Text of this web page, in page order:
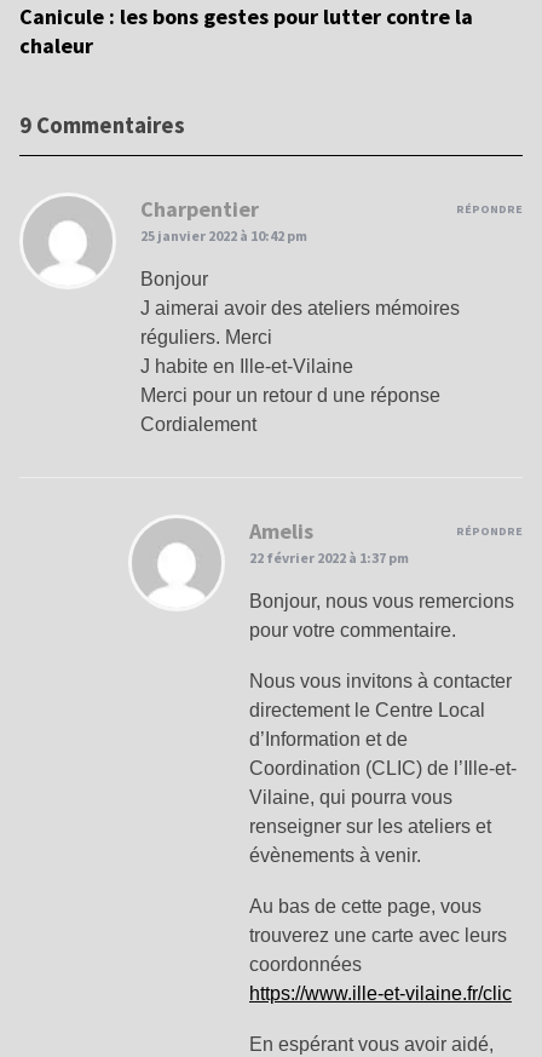
Canicule : les bons gestes pour lutter contre la
chaleur
9 Commentaires
Charpentier
25 janvier 2022 à 10:42 pm
Bonjour
J aimerai avoir des ateliers mémoires
réguliers. Merci
J habite en Ille-et-Vilaine
Merci pour un retour d une réponse
Cordialement
RÉPONDRE
Amelis
22 février 2022 à 1:37 pm
Bonjour, nous vous remercions
pour votre commentaire.
Nous vous invitons à contacter
directement le Centre Local
d’Information et de
Coordination (CLIC) de l’Ille-et-
Vilaine, qui pourra vous
renseigner sur les ateliers et
évènements à venir.
Au bas de cette page, vous
trouverez une carte avec leurs
coordonnées
https://www.ille-et-vilaine.fr/clic
En espérant vous avoir aidé,
RÉPONDRE